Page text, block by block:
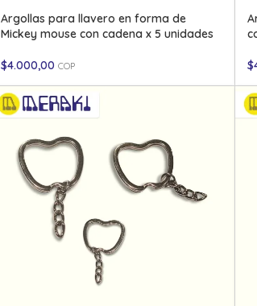
Argollas para llavero en forma de
Mickey mouse con cadena x 5 unidades
$4.000,00 COP $